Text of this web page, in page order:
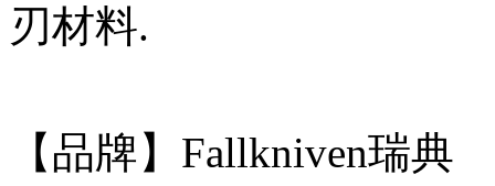
刃材料.
【品牌】Fallkniven瑞典